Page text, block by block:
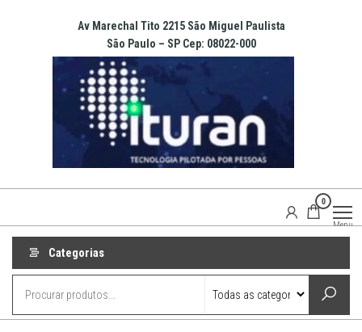
Av Marechal Tito 2215 São Miguel Paulista
São Paulo – SP Cep: 08022-000
0
Menu
Categorias